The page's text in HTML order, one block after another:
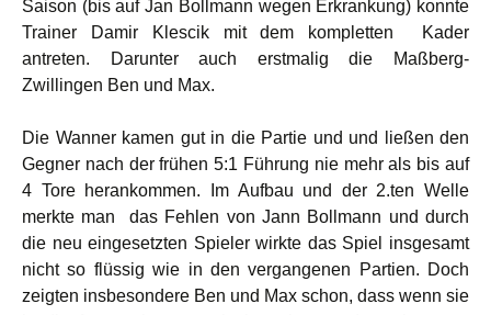
Saison (bis auf Jan Bollmann wegen Erkrankung) konnte
Trainer Damir Klescik mit dem kompletten Kader
antreten. Darunter auch erstmalig die Maßberg-
Zwillingen Ben und Max.
Die Wanner kamen gut in die Partie und und ließen den
Gegner nach der frühen 5:1 Führung nie mehr als bis auf
4 Tore herankommen. Im Aufbau und der 2.ten Welle
merkte man das Fehlen von Jann Bollmann und durch
die neu eingesetzten Spieler wirkte das Spiel insgesamt
nicht so flüssig wie in den vergangenen Partien. Doch
zeigten insbesondere Ben und Max schon, dass wenn sie